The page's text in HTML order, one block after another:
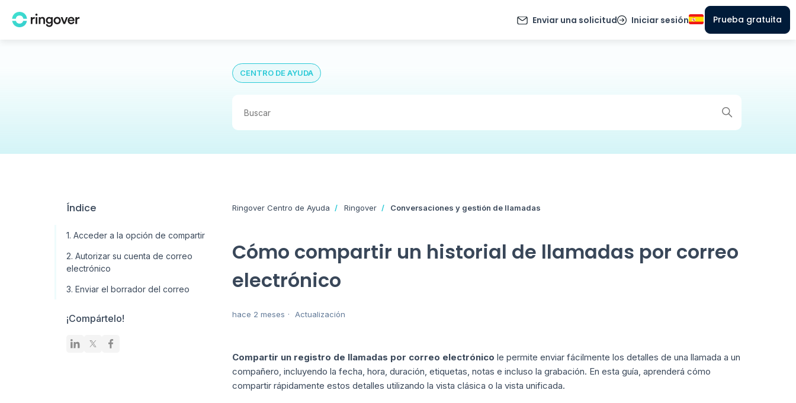
Enviar una solicitud Iniciar sesión Prueba gratuita
CENTRO DE AYUDA
Índice
1. Acceder a la opción de compartir
2. Autorizar su cuenta de correo
electrónico
3. Enviar el borrador del correo
¡Compártelo!
Ringover Centro de Ayuda Ringover Conversaciones y gestión de llamadas
Cómo compartir un historial de llamadas por correo
electrónico
hace 2 meses Actualización
Compartir un registro de llamadas por correo electrónico le permite enviar fácilmente los detalles de una llamada a un
compañero, incluyendo la fecha, hora, duración, etiquetas, notas e incluso la grabación. En esta guía, aprenderá cómo
compartir rápidamente estos detalles utilizando la vista clásica o la vista unificada.